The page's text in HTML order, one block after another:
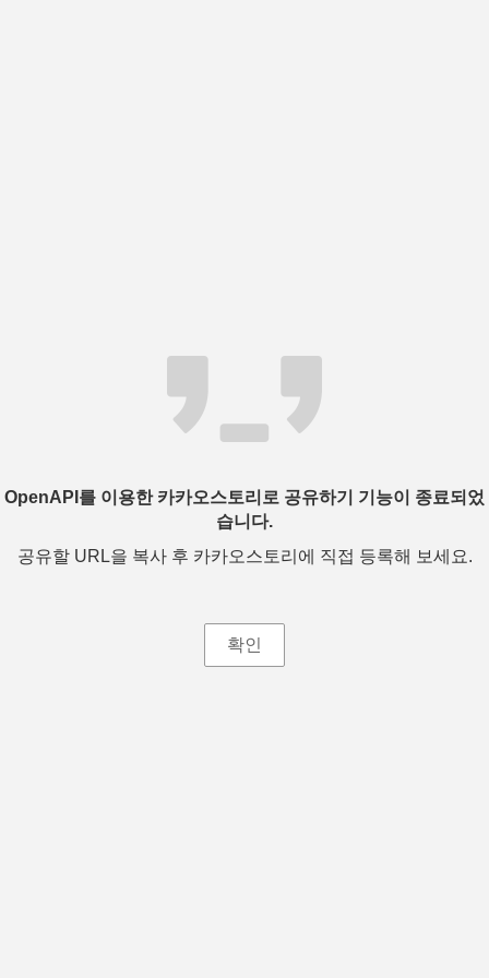
OpenAPI를 이용한 카카오스토리로 공유하기 기능이 종료되었
습니다.
공유할 URL을 복사 후 카카오스토리에 직접 등록해 보세요.
확인